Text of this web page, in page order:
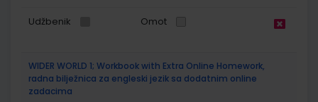
Udžbenik Omot
WIDER WORLD 1; Workbook with Extra Online Homework,
radna bilježnica za engleski jezik sa dodatnim online
zadacima